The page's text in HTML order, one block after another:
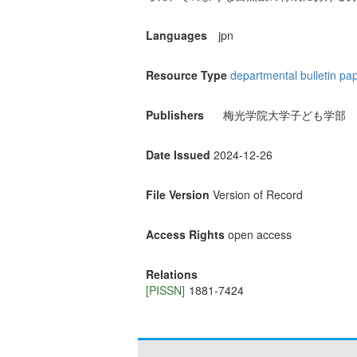
Languages jpn
Resource Type departmental bulletin
Publishers 梅光学院大学子ども学部
Date Issued 2024-12-26
File Version Version of Record
Access Rights open access
Relations
[PISSN] 1881-7424